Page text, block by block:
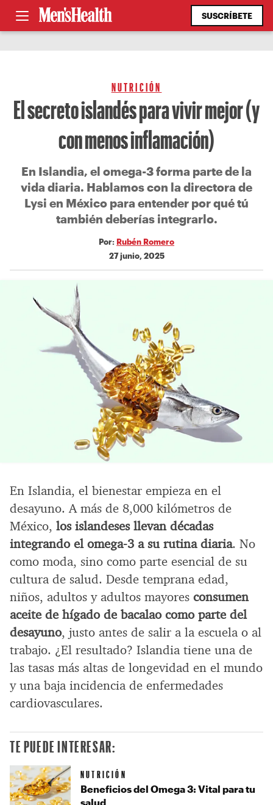
SUSCRÍBETE
NUTRICIÓN
El secreto islandés para vivir mejor (y
con menos inflamación)
En Islandia, el omega-3 forma parte de la
vida diaria. Hablamos con la directora de
Lysi en México para entender por qué tú
también deberías integrarlo.
Por: Rubén Romero
27 junio, 2025
En Islandia, el bienestar empieza en el
desayuno. A más de 8,000 kilómetros de
México, los islandeses llevan décadas
integrando el omega-3 a su rutina diaria. No
como moda, sino como parte esencial de su
cultura de salud. Desde temprana edad,
niños, adultos y adultos mayores consumen
aceite de hígado de bacalao como parte del
desayuno, justo antes de salir a la escuela o al
trabajo. ¿El resultado? Islandia tiene una de
las tasas más altas de longevidad en el mundo
y una baja incidencia de enfermedades
cardiovasculares.
TE PUEDE INTERESAR:
NUTRICIÓN
Beneficios del Omega 3: Vital para tu
salud